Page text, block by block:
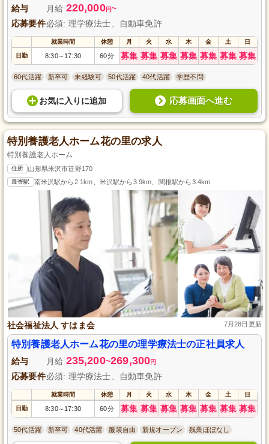
給与 月給 220,000円~
応募要件必須: 理学療法士、自動車免許
就業時間 休憩 月 火 水 木 金 土 日
日勤 8:30～ 17:30 60分 募集 募集 募集 募集 募集 募集 募集
60代活躍 新卒可 未経験可 50代活躍 40代活躍 学歴不問
お気に入り に追加 応募画面へ進む
特別養護老人ホーム花の里の求人
特別養護老人ホーム
住所 山形県米沢市笹野170
最寄駅 南米沢駅から2.1km、米沢駅から3.9km、関根駅から3.4km
社会福祉法人 すはま会 7月28日更新
特別養護老人ホーム花の里の理学療法士の正社員求人
給与 月給 235,200~269,300円
応募要件必須: 理学療法士、自動車免許
就業時間 休憩 月 火 水 木 金 土 日
日勤 8:30～ 17:30 60分 募集 募集 募集 募集 募集 募集 募集
50代活躍 新卒可 40代活躍 服装自由 新規オープン 残業ほぼなし